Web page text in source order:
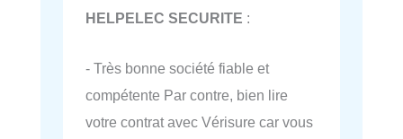
HELPELEC SECURITE :
- Très bonne société fiable et
compétente Par contre, bien lire
votre contrat avec Vérisure car vous